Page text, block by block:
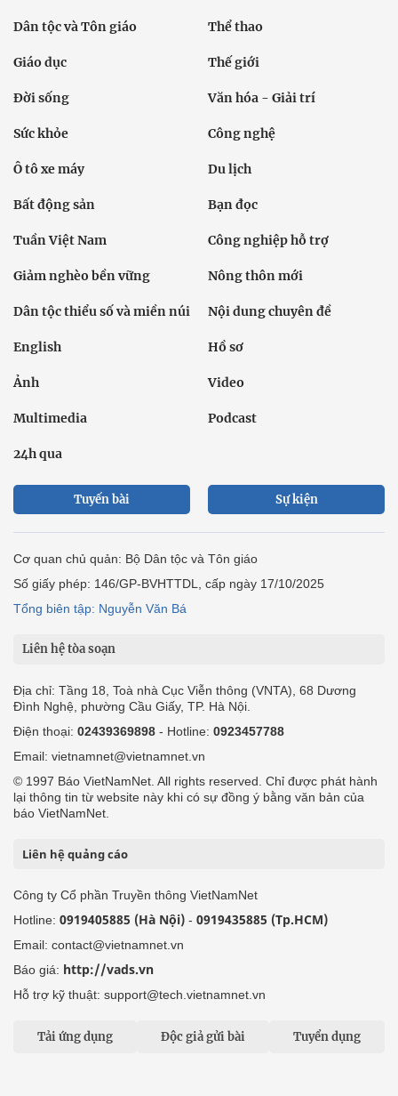
Dân tộc và Tôn giáo Thể thao
Giáo dục Thế giới
Đời sống Văn hóa - Giải trí
Sức khỏe Công nghệ
Ô tô xe máy Du lịch
Bất động sản Bạn đọc
Tuần Việt Nam Công nghiệp hỗ trợ
Giảm nghèo bền vững Nông thôn mới
Dân tộc thiểu số và miền núi Nội dung chuyên đề
English Hồ sơ
Ảnh Video
Multimedia Podcast
24h qua
Tuyến bài Sự kiện
Cơ quan chủ quản: Bộ Dân tộc và Tôn giáo
Số giấy phép: 146/GP-BVHTTDL, cấp ngày 17/10/2025
Tổng biên tập: Nguyễn Văn Bá
Liên hệ tòa soạn
Địa chỉ: Tầng 18, Toà nhà Cục Viễn thông (VNTA), 68 Dương
Đình Nghệ, phường Cầu Giấy, TP. Hà Nội.
Điện thoại: 02439369898 - Hotline: 0923457788
Email: vietnamnet@vietnamnet.vn
© 1997 Báo VietNamNet. All rights reserved. Chỉ được phát hành
lại thông tin từ website này khi có sự đồng ý bằng văn bản của
báo VietNamNet.
Liên hệ quảng cáo
Công ty Cổ phần Truyền thông VietNamNet
Hotline: 0919405885 (Hà Nội) - 0919435885 (Tp.HCM)
Email: contact@vietnamnet.vn
Báo giá: http://vads.vn
Hỗ trợ kỹ thuật: support@tech.vietnamnet.vn
Tải ứng dụng Độc giả gửi bài Tuyển dụng